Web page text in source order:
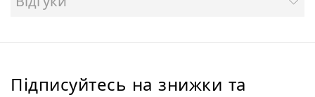
Підписуйтесь на знижки та